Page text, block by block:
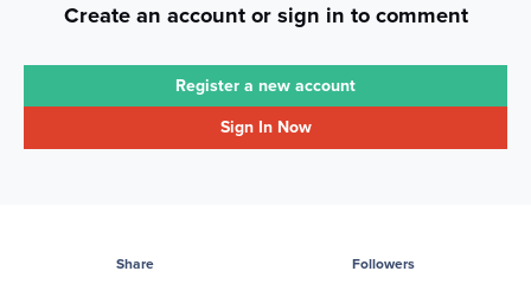
Create an account or sign in to comment
Register a new account
Sign In Now
Share Followers